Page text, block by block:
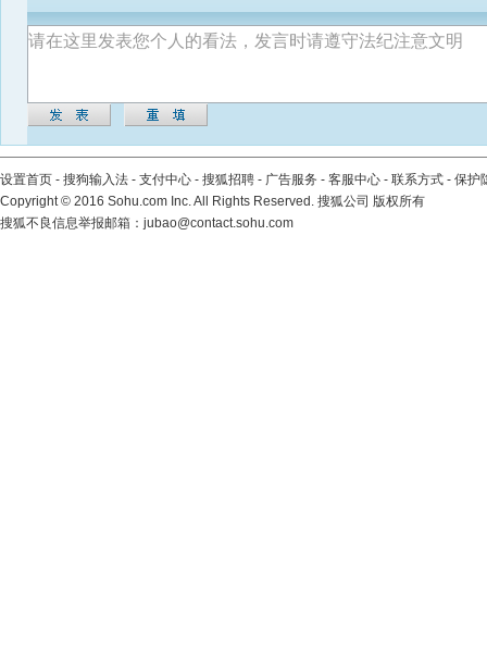
设置首页 - 搜狗输入法 - 支付中心 - 搜狐招聘 - 广告服务 - 客服中心 - 联系方式 - 保护
Copyright© 2016 Sohu.com Inc. All Rights Reserved. 搜狐公司 版权所有
搜狐不良信息举报邮箱： jubao@contact.sohu.com